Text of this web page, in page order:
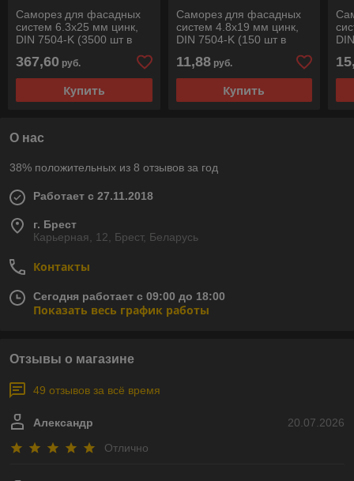
Саморез для фасадных
систем 6.3х25 мм цинк,
DIN 7504-K (3500 шт в
367,60 руб.
Купить
Саморез для фасадных
систем 4.8х19 мм цинк,
DIN 7504-K (150 шт в
11,88руб.
Купить
О нас
38% положительных из 8 отзывов за год
Работает с 27.11.2018
г. Брест
Карьерная, 12, Брест, Беларусь
Контакты
Сегодня работает с 09:00 до 18:00
Показать весь график работы
Отзывы о магазине
49 отзывов за всё время
20.07.2026
Александр
Отлично